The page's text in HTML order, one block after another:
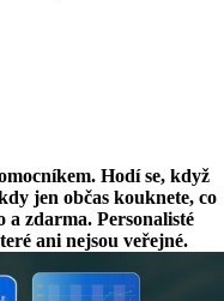
Hodí se, když
jen občas kouknete, co
a zdarma. Personalisté
ani nejsou veřejné.